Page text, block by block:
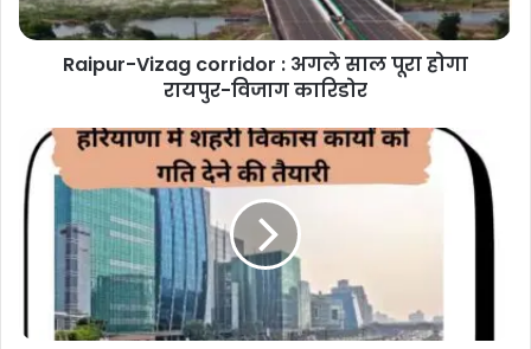
होगा
रायपुर-
Raipur-Vizag corridor : अगले साल पूरा होगा
रायपुर-विजाग कारिडोर
development
in
Haryana
हरियाणा
विकास
कार्यों